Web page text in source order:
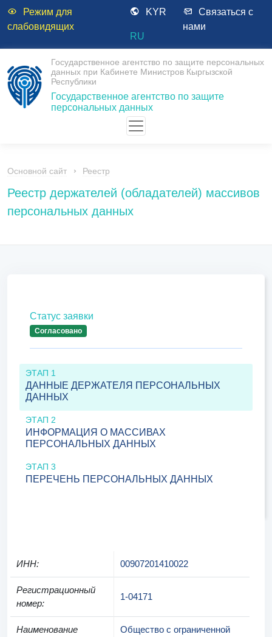
Режим для
слабовидящих
KYR
RU
Связаться с
нами
Государственное агентство по защите персональных
данных при Кабинете Министров Кыргызской
Республики
Государственное агентство по защите
персональных данных
Основной сайт Реестр
Реестр держателей (обладателей) массивов
персональных данных
Статус заявки
Согласовано
ЭТАП 1
ДАННЫЕ ДЕРЖАТЕЛЯ ПЕРСОНАЛЬНЫХ
ДАННЫХ
ЭТАП 2
ИНФОРМАЦИЯ О МАССИВАХ
ПЕРСОНАЛЬНЫХ ДАННЫХ
ЭТАП 3
ПЕРЕЧЕНЬ ПЕРСОНАЛЬНЫХ ДАННЫХ
ИНН: 00907201410022
Регистрационный
номер:
1-04171
Наименование
Общество с ограниченной